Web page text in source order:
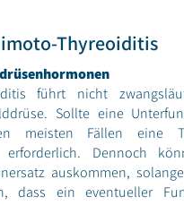
Thyreoiditis
führt nicht
Sollte eine
meisten Fällen eine
erforderlich. Dennoch
auskommen,
dass ein eventueller